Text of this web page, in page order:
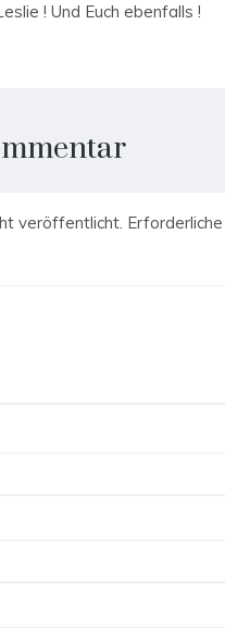
! Und Euch ebenfalls !
veröffentlicht.